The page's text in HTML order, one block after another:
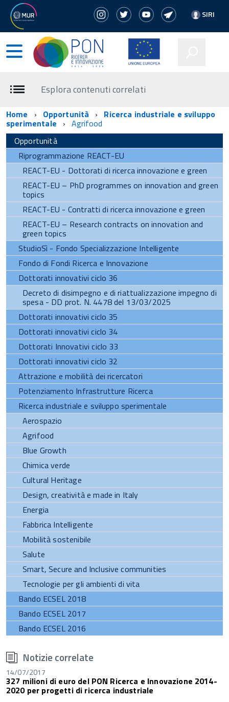
SIRI
Esplora contenuti correlati
Home Opportunità Ricerca industriale e sviluppo
sperimentale
Agrifood
Opportunità
Riprogrammazione REACT-EU
REACT-EU - Dottorati di ricerca innovazione e green
REACT-EU – PhD programmes on innovation and green
topics
REACT-EU - Contratti di ricerca innovazione e green
REACT-EU – Research contracts on innovation and
green topics
StudioSì - Fondo Specializzazione Intelligente
Fondo di Fondi Ricerca e Innovazione
Dottorati innovativi ciclo 36
Decreto di disimpegno e di riattualizzazione impegno di
spesa - DD prot. N. 4478 del 13/03/2025
Dottorati innovativi ciclo 35
Dottorati innovativi ciclo 34
Dottorati Innovativi ciclo 33
Dottorati innovativi ciclo 32
Attrazione e mobilità dei ricercatori
Potenziamento Infrastrutture Ricerca
Ricerca industriale e sviluppo sperimentale
Aerospazio
Agrifood
Blue Growth
Chimica verde
Cultural Heritage
Design, creatività e made in Italy
Energia
Fabbrica Intelligente
Mobilità sostenibile
Salute
Smart, Secure and Inclusive communities
Tecnologie per gli ambienti di vita
Bando ECSEL 2018
Bando ECSEL 2017
Bando ECSEL 2016
all'inizio
del
contenuto
Notizie correlate
14/07/2017
327 milioni di euro del PON Ricerca e Innovazione 2014-
2020 per progetti di ricerca industriale